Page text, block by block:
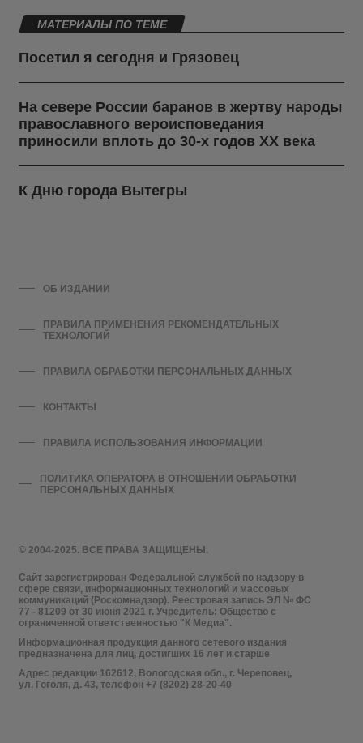
МАТЕРИАЛЫ ПО ТЕМЕ
Посетил я сегодня и Грязовец
На севере России баранов в жертву народы
православного вероисповедания
приносили вплоть до 30-х годов ХХ века
К Дню города Вытегры
© 2004-2025. ВСЕ ПРАВА ЗАЩИЩЕНЫ.
Сайт зарегистрирован Федеральной службой по надзору в
сфере связи, информационных технологий и массовых
коммуникаций (Роскомнадзор). Реестровая запись ЭЛ № ФС
77 - 81209 от 30 июня 2021 г. Учредитель: Общество с
ограниченной ответственностью "К Медиа".
Информационная продукция данного сетевого издания
предназначена для лиц, достигших 16 лет и старше
Адрес редакции 162612, Вологодская обл., г. Череповец,
ул. Гоголя, д. 43, телефон +7 (8202) 28-20-40
ОБ ИЗДАНИИ
ПРАВИЛА ПРИМЕНЕНИЯ РЕКОМЕНДАТЕЛЬНЫХ
ТЕХНОЛОГИЙ
ПРАВИЛА ОБРАБОТКИ ПЕРСОНАЛЬНЫХ ДАННЫХ
КОНТАКТЫ
ПРАВИЛА ИСПОЛЬЗОВАНИЯ ИНФОРМАЦИИ
ПОЛИТИКА ОПЕРАТОРА В ОТНОШЕНИИ ОБРАБОТКИ
ПЕРСОНАЛЬНЫХ ДАННЫХ